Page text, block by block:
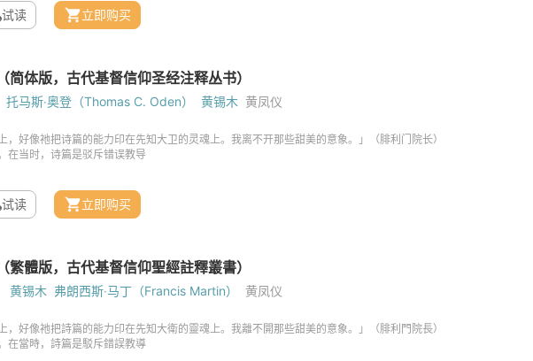
试读 立即购买
托马斯‧奥登（Thomas C. Oden） 黄锡木 黄凤仪
试读 立即购买
黄锡木 弗朗西斯‧马丁（Francis Martin） 黄凤仪